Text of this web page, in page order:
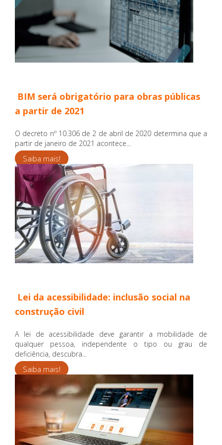
BIM será obrigatório para obras públicas
a partir de 2021
O decreto nº 10.306 de 2 de abril de 2020 determina que a
partir de janeiro de 2021 acontece...
Saiba mais!
Lei da acessibilidade: inclusão social na
construção civil
A lei de acessibilidade deve garantir a mobilidade de
qualquer pessoa, independente o tipo ou grau de
deficiência, descubra...
Saiba mais!